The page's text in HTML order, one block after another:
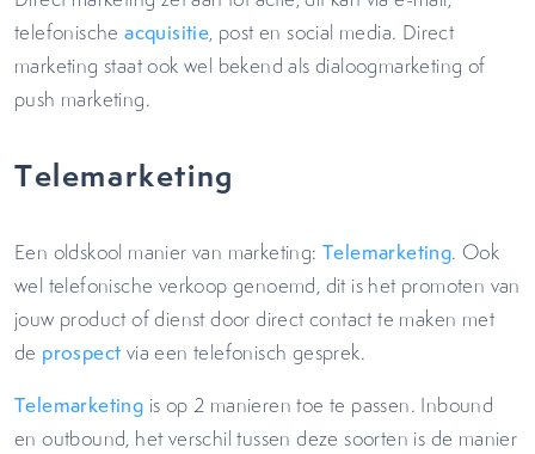
telefonischeacquisitie, post en social media. Direct
marketing staat ook wel bekend als dialoogmarketing of
push marketing.
Telemarketing
Een oldskool manier van marketing: Telemarketing. Ook
wel telefonische verkoop genoemd, dit is het promoten van
jouw product of dienst door direct contact te maken met
de prospect via een telefonisch gesprek.
Telemarketing is op 2 manieren toe te passen. Inbound
en outbound, het verschil tussen deze soorten is de manier